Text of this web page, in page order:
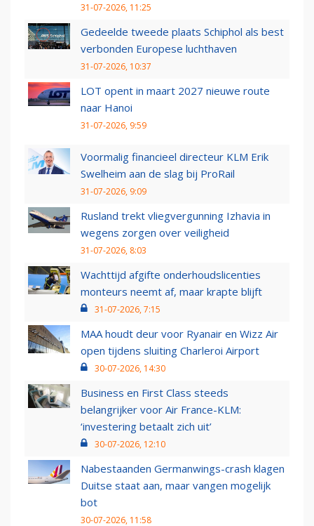
31-07-2026, 11:25
Gedeelde tweede plaats Schiphol als best
verbonden Europese luchthaven
31-07-2026, 10:37
LOT opent in maart 2027 nieuwe route
naar Hanoi
31-07-2026, 9:59
Voormalig financieel directeur KLM Erik
Swelheim aan de slag bij ProRail
31-07-2026, 9:09
Rusland trekt vliegvergunning Izhavia in
wegens zorgen over veiligheid
31-07-2026, 8:03
Wachttijd afgifte onderhoudslicenties
monteurs neemt af, maar krapte blijft
31-07-2026, 7:15
MAA houdt deur voor Ryanair en Wizz Air
open tijdens sluiting Charleroi Airport
30-07-2026, 14:30
Business en First Class steeds
belangrijker voor Air France-KLM:
‘investering betaalt zich uit’
30-07-2026, 12:10
Nabestaanden Germanwings-crash klagen
Duitse staat aan, maar vangen mogelijk
bot
30-07-2026, 11:58